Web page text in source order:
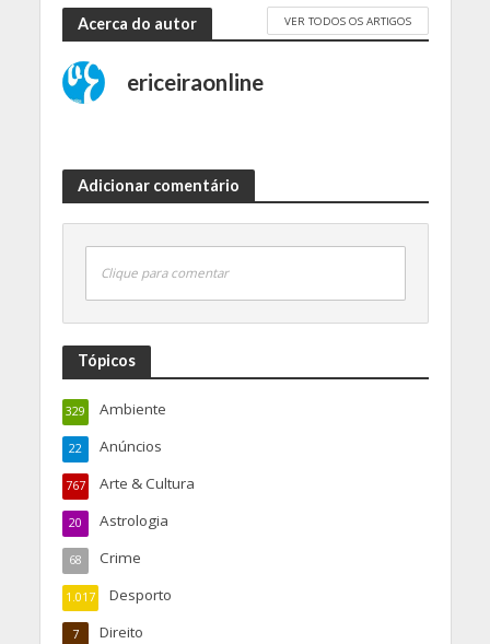
Acerca do autor VER TODOS OS ARTIGOS
ericeiraonline
Adicionar comentário
Clique para comentar
Tópicos
Ambiente
329
Anúncios
22
Arte & Cultura
767
Astrologia
20
Crime
68
Desporto
1.017
Direito
7